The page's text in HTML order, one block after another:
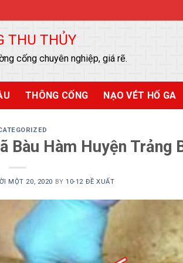
THU THỦY
cống chuyên nghiệp, giá rẽ.
THÔNG CỐNG NẠO VÉT HỐ GA
Bàu Hàm Huyện Trảng
MỘT 20, 2020 BY10-12 ĐỀ XUẤT